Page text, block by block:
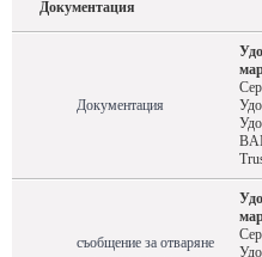
Документация
Документация
съобщение за отваряне